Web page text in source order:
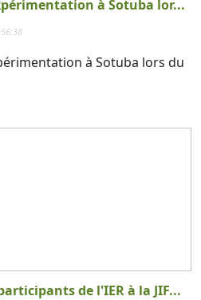
à Sotuba lor...
à Sotuba lors du
de l'IER à la JIF...